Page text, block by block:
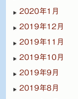
2020年1月
2019年12月
2019年11月
2019年10月
2019年9月
2019年8月